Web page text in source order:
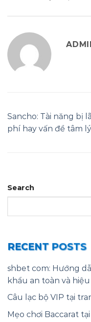
Sancho: Tài năng bị
phí hay vấn đề tâm
Search
RECENT POSTS
shbet com: Hướng
khẩu an toàn và
Câu lạc bộ VIP tại
Mẹo chơi Baccarat